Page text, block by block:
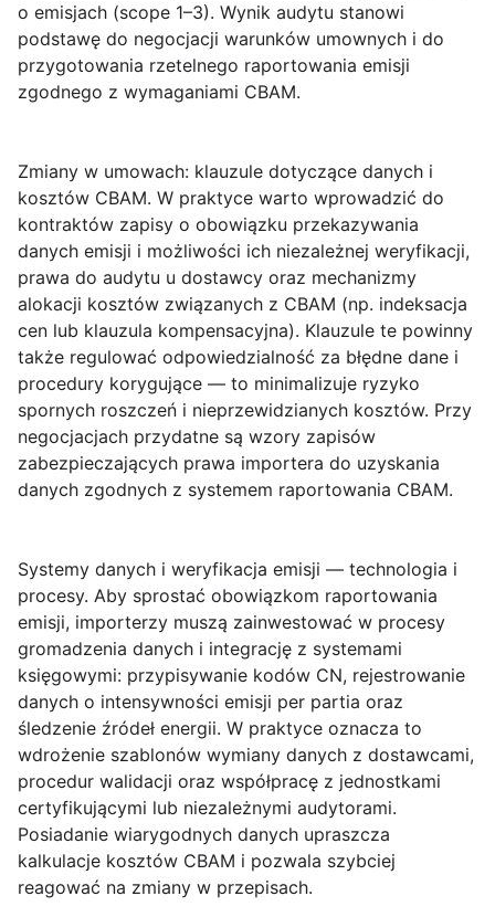
o emisjach (scope 1–3). Wynik audytu stanowi
podstawę do negocjacji warunków umownych i do
przygotowania rzetelnego raportowania emisji
zgodnego z wymaganiami CBAM.
Zmiany w umowach: klauzule dotyczące danych i
kosztów CBAM. W praktyce warto wprowadzić do
kontraktów zapisy o obowiązku przekazywania
danych emisji i możliwości ich niezależnej weryfikacji,
prawa do audytu u dostawcy oraz mechanizmy
alokacji kosztów związanych z CBAM (np. indeksacja
cen lub klauzula kompensacyjna). Klauzule te powinny
także regulować odpowiedzialność za błędne dane i
procedury korygujące — to minimalizuje ryzyko
spornych roszczeń i nieprzewidzianych kosztów. Przy
negocjacjach przydatne są wzory zapisów
zabezpieczających prawa importera do uzyskania
danych zgodnych z systemem raportowania CBAM.
Systemy danych i weryfikacja emisji — technologia i
procesy. Aby sprostać obowiązkom raportowania
emisji, importerzy muszą zainwestować w procesy
gromadzenia danych i integrację z systemami
księgowymi: przypisywanie kodów CN, rejestrowanie
danych o intensywności emisji per partia oraz
śledzenie źródeł energii. W praktyce oznacza to
wdrożenie szablonów wymiany danych z dostawcami,
procedur walidacji oraz współpracę z jednostkami
certyfikującymi lub niezależnymi audytorami.
Posiadanie wiarygodnych danych upraszcza
kalkulacje kosztów CBAM i pozwala szybciej
reagować na zmiany w przepisach.